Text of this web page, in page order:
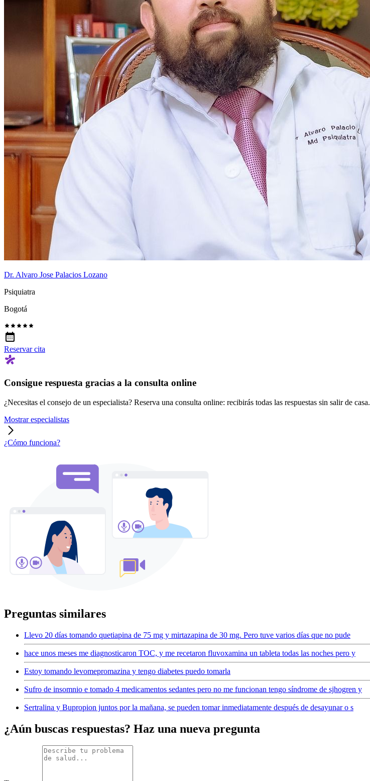
Dr. Alvaro Jose Palacios Lozano
Psiquiatra
Bogotá
Reservar cita
Consigue respuesta gracias a la consulta online
¿Necesitas el consejo de un especialista? Reserva una consulta online: recibirás todas las respuestas sin salir de casa.
Mostrar especialistas
¿Cómo funciona?
Preguntas similares
Llevo 20 días tomando quetiapina de 75 mg y mirtazapina de 30 mg. Pero tuve varios días que no pude
hace unos meses me diagnosticaron TOC, y me recetaron fluvoxamina un tableta todas las noches pero y
Estoy tomando levomepromazina y tengo diabetes puedo tomarla
Sufro de insomnio e tomado 4 medicamentos sedantes pero no me funcionan tengo síndrome de sjhogren y
Sertralina y Bupropion juntos por la mañana, se pueden tomar inmediatamente después de desayunar o s
¿Aún buscas respuestas? Haz una nueva pregunta